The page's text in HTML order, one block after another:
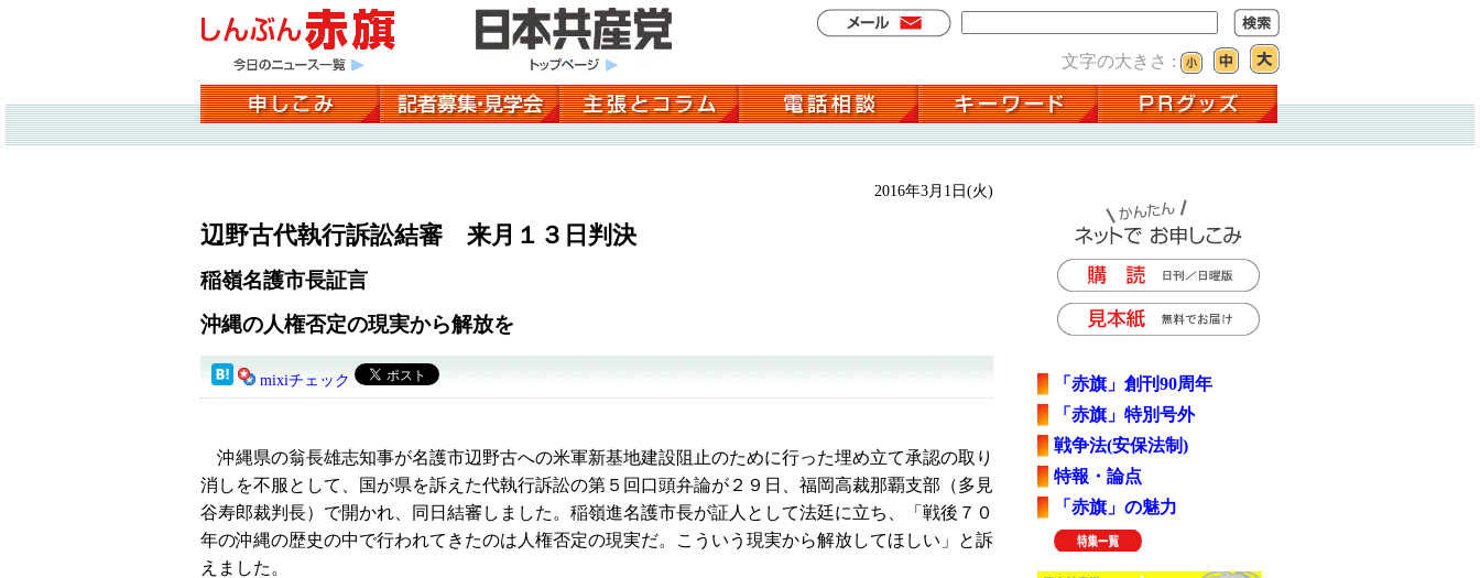
文字の大きさ :
2016年3月1日(火)
辺野古代執行訴訟結審 来月１３日判決
稲嶺名護市長証言
沖縄の人権否定の現実から解放を
mixiチェック
沖縄県の翁長雄志知事が名護市辺野古への米軍新基地建設阻止のために行った埋め立て承認の取り
消しを不服として、国が県を訴えた代執行訴訟の第５回口頭弁論が２９日、福岡高裁那覇支部（多見
谷寿郎裁判長）で開かれ、同日結審しました。稲嶺進名護市長が証人として法廷に立ち、「戦後７０
年の沖縄の歴史の中で行われてきたのは人権否定の現実だ。こういう現実から解放してほしい」と訴
えました。
「赤旗」創刊90周年
「赤旗」特別号外
戦争法(安保法制)
特報・論点
「赤旗」の魅力